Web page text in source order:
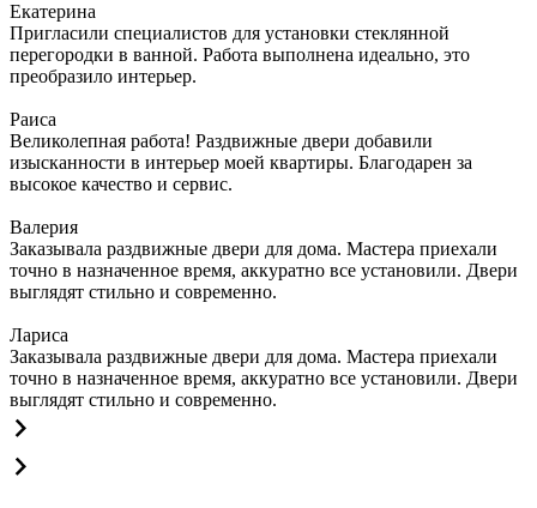
Екатерина
Пригласили специалистов для установки стеклянной
перегородки в ванной. Работа выполнена идеально, это
преобразило интерьер.
Раиса
Великолепная работа! Раздвижные двери добавили
изысканности в интерьер моей квартиры. Благодарен за
высокое качество и сервис.
Валерия
Заказывала раздвижные двери для дома. Мастера приехали
точно в назначенное время, аккуратно все установили. Двери
выглядят стильно и современно.
Лариса
Заказывала раздвижные двери для дома. Мастера приехали
точно в назначенное время, аккуратно все установили. Двери
выглядят стильно и современно.